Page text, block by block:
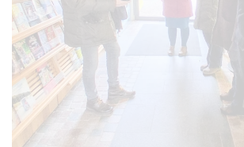
VERGRÖSSERN